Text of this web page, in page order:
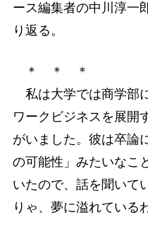
ース編集者の中川淳一
り返る。
＊ ＊ ＊
私は大学では商学部
ワークビジネスを展開
がいました。彼は卒論
の可能性」みたいな
いたので、話を聞いて
りゃ、夢に溢れている